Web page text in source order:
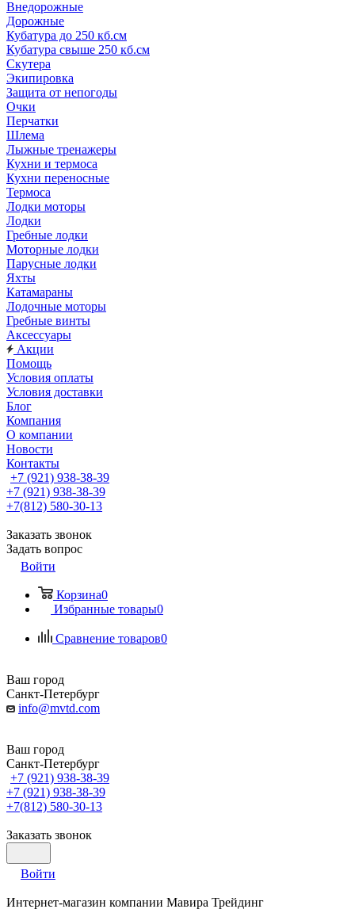
Внедорожные
Дорожные
Кубатура до 250 кб.см
Кубатура свыше 250 кб.см
Скутера
Экипировка
Защита от непогоды
Очки
Перчатки
Шлема
Лыжные тренажеры
Кухни и термоса
Кухни переносные
Термоса
Лодки моторы
Лодки
Гребные лодки
Моторные лодки
Парусные лодки
Яхты
Катамараны
Лодочные моторы
Гребные винты
Аксессуары
Акции
Помощь
Условия оплаты
Условия доставки
Блог
Компания
О компании
Новости
Контакты
+7 (921) 938-38-39
+7 (921) 938-38-39
+7(812) 580-30-13
Заказать звонок
Задать вопрос
Войти
Корзина0
Избранные товары0
Сравнение товаров0
Ваш город
Санкт-Петербург
info@mvtd.com
Ваш город
Санкт-Петербург
+7 (921) 938-38-39
+7 (921) 938-38-39
+7(812) 580-30-13
Заказать звонок
Войти
Интернет-магазин компании Мавира Трейдинг